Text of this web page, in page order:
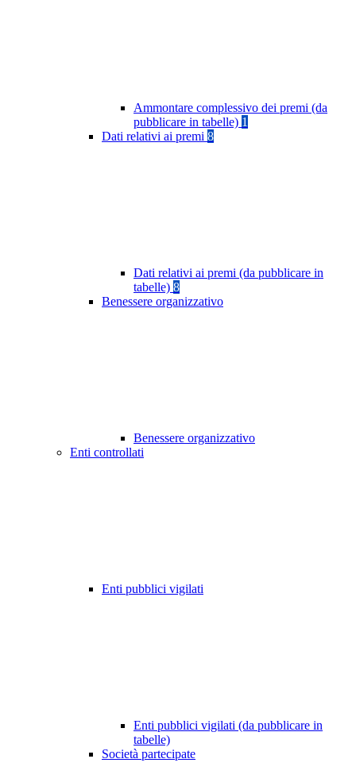
Ammontare complessivo dei premi (da
pubblicare in tabelle) 1
Dati relativi ai premi 8
Dati relativi ai premi (da pubblicare in
tabelle) 8
Benessere organizzativo
Benessere organizzativo
Enti controllati
Enti pubblici vigilati
Enti pubblici vigilati (da pubblicare in
tabelle)
Società partecipate